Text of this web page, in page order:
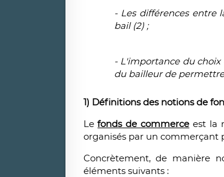
​- Les différences entre
bail (2) ;
- L'importance du
du bailleur de
1) Définitions des notions de
Lefonds de commerce est la
organisés par un commerçant
Concrètement, de manière
éléments suivants :